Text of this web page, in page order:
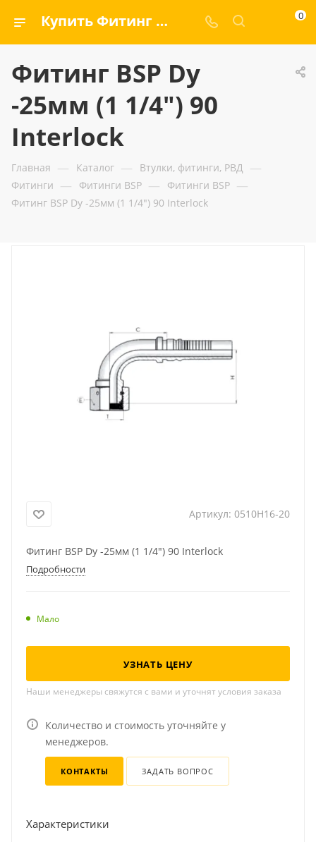
Купить Фитинг BSP Dу -25мм (1 1/4") 90 Interlock — ООО «ГИДРАМАКС» 0
Фитинг BSP Dу
-25мм (1 1/4") 90
Interlock
Главная — Каталог — Втулки, фитинги, РВД —
Фитинги — Фитинги BSP — Фитинги BSP —
Фитинг BSP Dу -25мм (1 1/4") 90 Interlock
Артикул: 0510H16-20
Фитинг BSP Dу -25мм (1 1/4") 90 Interlock
Подробности
Мало
УЗНАТЬ ЦЕНУ
Наши менеджеры свяжутся с вами и уточнят условия заказа
Количество и стоимость уточняйте у
менеджеров.
КОНТАКТЫ ЗАДАТЬ ВОПРОС
Характеристики